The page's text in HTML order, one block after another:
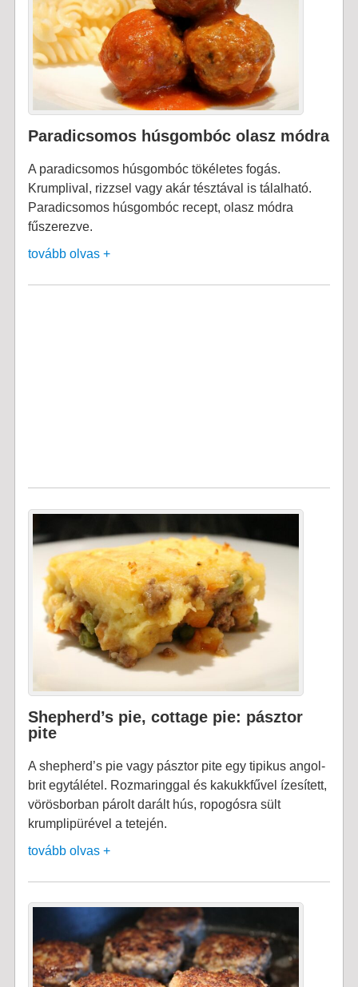
Paradicsomos húsgombóc olasz módra
A paradicsomos húsgombóc tökéletes fogás.
Krumplival, rizzsel vagy akár tésztával is tálalható.
Paradicsomos húsgombóc recept, olasz módra
fűszerezve.
tovább olvas +
Shepherd’s pie, cottage pie: pásztor
pite
A shepherd’s pie vagy pásztor pite egy tipikus angol-
brit egytálétel. Rozmaringgal és kakukkfűvel ízesített,
vörösborban párolt darált hús, ropogósra sült
krumplipürével a tetején.
tovább olvas +